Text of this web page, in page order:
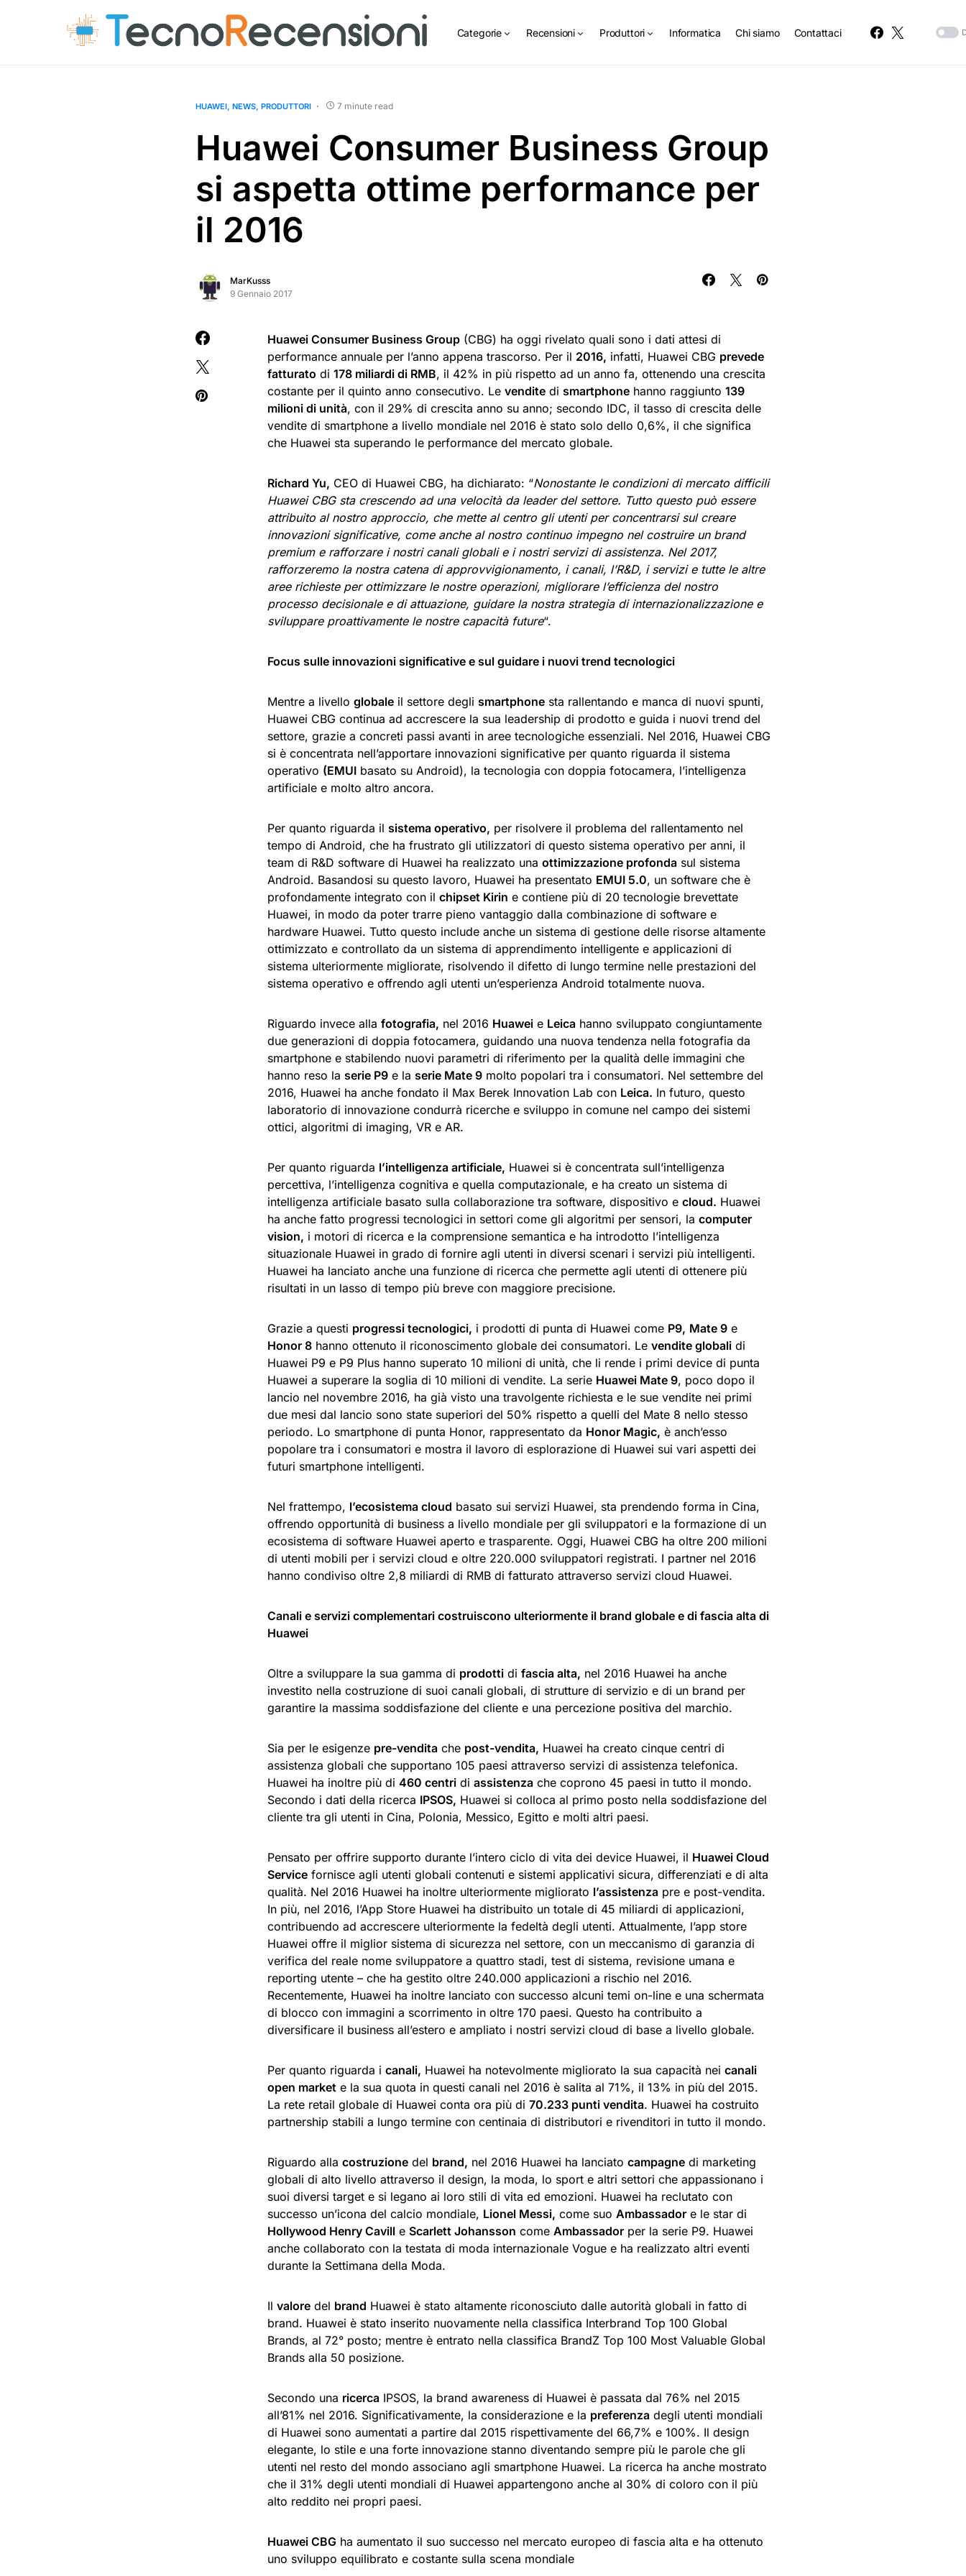
Categorie Recensioni Produttori Informatica Chi siamo Contattaci
HUAWEI NEWS PRODUTTORI 7 minute read
Huawei Consumer Business Group
si aspetta ottime performance per
il 2016
MarKusss
9 Gennaio 2017
Huawei Consumer Business Group (CBG) ha oggi rivelato quali sono i dati attesi di
performance annuale per l’anno appena trascorso. Per il 2016, infatti, Huawei CBG prevede
fatturato di 178 miliardi di RMB, il 42% in più rispetto ad un anno fa, ottenendo una crescita
costante per il quinto anno consecutivo. Le vendite di smartphone hanno raggiunto 139
milioni di unità, con il 29% di crescita anno su anno; secondo IDC, il tasso di crescita delle
vendite di smartphone a livello mondiale nel 2016 è stato solo dello 0,6%, il che significa
che Huawei sta superando le performance del mercato globale.
Richard Yu, CEO di Huawei CBG, ha dichiarato: “Nonostante le condizioni di mercato difficili
Huawei CBG sta crescendo ad una velocità da leader del settore. Tutto questo può essere
attribuito al nostro approccio, che mette al centro gli utenti per concentrarsi sul creare
innovazioni significative, come anche al nostro continuo impegno nel costruire un brand
premium e rafforzare i nostri canali globali e i nostri servizi di assistenza. Nel 2017,
rafforzeremo la nostra catena di approvvigionamento, i canali, l’R&D, i servizi e tutte le altre
aree richieste per ottimizzare le nostre operazioni, migliorare l’efficienza del nostro
processo decisionale e di attuazione, guidare la nostra strategia di internazionalizzazione e
sviluppare proattivamente le nostre capacità future“.
Focus sulle innovazioni significative e sul guidare i nuovi trend tecnologici
Mentre a livello globale il settore degli smartphone sta rallentando e manca di nuovi spunti,
Huawei CBG continua ad accrescere la sua leadership di prodotto e guida i nuovi trend del
settore, grazie a concreti passi avanti in aree tecnologiche essenziali. Nel 2016, Huawei CBG
si è concentrata nell’apportare innovazioni significative per quanto riguarda il sistema
operativo (EMUI basato su Android), la tecnologia con doppia fotocamera, l’intelligenza
artificiale e molto altro ancora.
Per quanto riguarda il sistema operativo, per risolvere il problema del rallentamento nel
tempo di Android, che ha frustrato gli utilizzatori di questo sistema operativo per anni, il
team di R&D software di Huawei ha realizzato una ottimizzazione profonda sul sistema
Android. Basandosi su questo lavoro, Huawei ha presentato EMUI 5.0, un software che è
profondamente integrato con il chipset Kirin e contiene più di 20 tecnologie brevettate
Huawei, in modo da poter trarre pieno vantaggio dalla combinazione di software e
hardware Huawei. Tutto questo include anche un sistema di gestione delle risorse altamente
ottimizzato e controllato da un sistema di apprendimento intelligente e applicazioni di
sistema ulteriormente migliorate, risolvendo il difetto di lungo termine nelle prestazioni del
sistema operativo e offrendo agli utenti un’esperienza Android totalmente nuova.
Riguardo invece alla fotografia, nel 2016 Huawei e Leica hanno sviluppato congiuntamente
due generazioni di doppia fotocamera, guidando una nuova tendenza nella fotografia da
smartphone e stabilendo nuovi parametri di riferimento per la qualità delle immagini che
hanno reso la serie P9 e la serie Mate 9 molto popolari tra i consumatori. Nel settembre del
2016, Huawei ha anche fondato il Max Berek Innovation Lab con Leica. In futuro, questo
laboratorio di innovazione condurrà ricerche e sviluppo in comune nel campo dei sistemi
ottici, algoritmi di imaging, VR e AR.
Per quanto riguarda l’intelligenza artificiale, Huawei si è concentrata sull’intelligenza
percettiva, l’intelligenza cognitiva e quella computazionale, e ha creato un sistema di
intelligenza artificiale basato sulla collaborazione tra software, dispositivo e cloud. Huawei
ha anche fatto progressi tecnologici in settori come gli algoritmi per sensori, la computer
vision, i motori di ricerca e la comprensione semantica e ha introdotto l’intelligenza
situazionale Huawei in grado di fornire agli utenti in diversi scenari i servizi più intelligenti.
Huawei ha lanciato anche una funzione di ricerca che permette agli utenti di ottenere più
risultati in un lasso di tempo più breve con maggiore precisione.
Grazie a questi progressi tecnologici, i prodotti di punta di Huawei come P9, Mate 9 e
Honor 8 hanno ottenuto il riconoscimento globale dei consumatori. Le vendite globali di
Huawei P9 e P9 Plus hanno superato 10 milioni di unità, che li rende i primi device di punta
Huawei a superare la soglia di 10 milioni di vendite. La serie Huawei Mate 9, poco dopo il
lancio nel novembre 2016, ha già visto una travolgente richiesta e le sue vendite nei primi
due mesi dal lancio sono state superiori del 50% rispetto a quelli del Mate 8 nello stesso
periodo. Lo smartphone di punta Honor, rappresentato da Honor Magic, è anch’esso
popolare tra i consumatori e mostra il lavoro di esplorazione di Huawei sui vari aspetti dei
futuri smartphone intelligenti.
Nel frattempo, l’ecosistema cloud basato sui servizi Huawei, sta prendendo forma in Cina,
offrendo opportunità di business a livello mondiale per gli sviluppatori e la formazione di un
ecosistema di software Huawei aperto e trasparente. Oggi, Huawei CBG ha oltre 200 milioni
di utenti mobili per i servizi cloud e oltre 220.000 sviluppatori registrati. I partner nel 2016
hanno condiviso oltre 2,8 miliardi di RMB di fatturato attraverso servizi cloud Huawei.
Canali e servizi complementari costruiscono ulteriormente il brand globale e di fascia alta di
Huawei
Oltre a sviluppare la sua gamma di prodotti di fascia alta, nel 2016 Huawei ha anche
investito nella costruzione di suoi canali globali, di strutture di servizio e di un brand per
garantire la massima soddisfazione del cliente e una percezione positiva del marchio.
Sia per le esigenze pre-vendita che post-vendita, Huawei ha creato cinque centri di
assistenza globali che supportano 105 paesi attraverso servizi di assistenza telefonica.
Huawei ha inoltre più di 460 centri di assistenza che coprono 45 paesi in tutto il mondo.
Secondo i dati della ricerca IPSOS, Huawei si colloca al primo posto nella soddisfazione del
cliente tra gli utenti in Cina, Polonia, Messico, Egitto e molti altri paesi.
Pensato per offrire supporto durante l’intero ciclo di vita dei device Huawei, il Huawei Cloud
Service fornisce agli utenti globali contenuti e sistemi applicativi sicura, differenziati e di alta
qualità. Nel 2016 Huawei ha inoltre ulteriormente migliorato l’assistenza pre e post-vendita.
In più, nel 2016, l’App Store Huawei ha distribuito un totale di 45 miliardi di applicazioni,
contribuendo ad accrescere ulteriormente la fedeltà degli utenti. Attualmente, l’app store
Huawei offre il miglior sistema di sicurezza nel settore, con un meccanismo di garanzia di
verifica del reale nome sviluppatore a quattro stadi, test di sistema, revisione umana e
reporting utente – che ha gestito oltre 240.000 applicazioni a rischio nel 2016.
Recentemente, Huawei ha inoltre lanciato con successo alcuni temi on-line e una schermata
di blocco con immagini a scorrimento in oltre 170 paesi. Questo ha contribuito a
diversificare il business all’estero e ampliato i nostri servizi cloud di base a livello globale.
Per quanto riguarda i canali, Huawei ha notevolmente migliorato la sua capacità nei canali
open market e la sua quota in questi canali nel 2016 è salita al 71%, il 13% in più del 2015.
La rete retail globale di Huawei conta ora più di 70.233 punti vendita. Huawei ha costruito
partnership stabili a lungo termine con centinaia di distributori e rivenditori in tutto il mondo.
Riguardo alla costruzione del brand, nel 2016 Huawei ha lanciato campagne di marketing
globali di alto livello attraverso il design, la moda, lo sport e altri settori che appassionano i
suoi diversi target e si legano ai loro stili di vita ed emozioni. Huawei ha reclutato con
successo un’icona del calcio mondiale, Lionel Messi, come suo Ambassador e le star di
Hollywood Henry Cavill e Scarlett Johansson come Ambassador per la serie P9. Huawei
anche collaborato con la testata di moda internazionale Vogue e ha realizzato altri eventi
durante la Settimana della Moda.
Il valore del brand Huawei è stato altamente riconosciuto dalle autorità globali in fatto di
brand. Huawei è stato inserito nuovamente nella classifica Interbrand Top 100 Global
Brands, al 72° posto; mentre è entrato nella classifica BrandZ Top 100 Most Valuable Global
Brands alla 50 posizione.
Secondo una ricerca IPSOS, la brand awareness di Huawei è passata dal 76% nel 2015
all’81% nel 2016. Significativamente, la considerazione e la preferenza degli utenti mondiali
di Huawei sono aumentati a partire dal 2015 rispettivamente del 66,7% e 100%. Il design
elegante, lo stile e una forte innovazione stanno diventando sempre più le parole che gli
utenti nel resto del mondo associano agli smartphone Huawei. La ricerca ha anche mostrato
che il 31% degli utenti mondiali di Huawei appartengono anche al 30% di coloro con il più
alto reddito nei propri paesi.
Huawei CBG ha aumentato il suo successo nel mercato europeo di fascia alta e ha ottenuto
uno sviluppo equilibrato e costante sulla scena mondiale